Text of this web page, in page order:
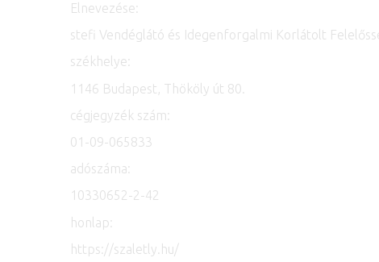
Elnevezése:
stefi Vendéglátó és Idegenforgalmi Korlátolt
székhelye:
1146 Budapest, Thököly út 80.
cégjegyzék szám:
01-09-065833
adószáma:
10330652-2-42
honlap:
https://szaletly.hu/